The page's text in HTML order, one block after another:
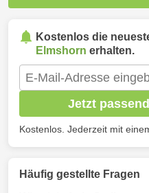
Kostenlos die
Elmshorn erhalten.
Jetzt
Kostenlos. Jederzeit mit
Häufig gestellte Fragen